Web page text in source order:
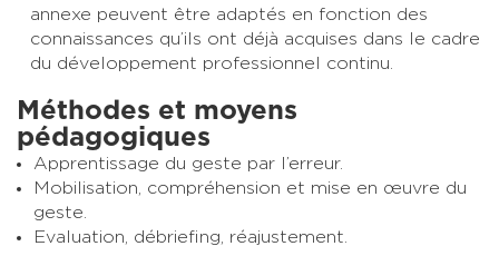
annexe peuvent être adaptés en fonction des
connaissances qu’ils ont déjà acquises dans le cadre
du développement professionnel continu.
Méthodes et moyens
pédagogiques
Apprentissage du geste par l’erreur.
Mobilisation, compréhension et mise en œuvre du
geste.
Evaluation, débriefing, réajustement.